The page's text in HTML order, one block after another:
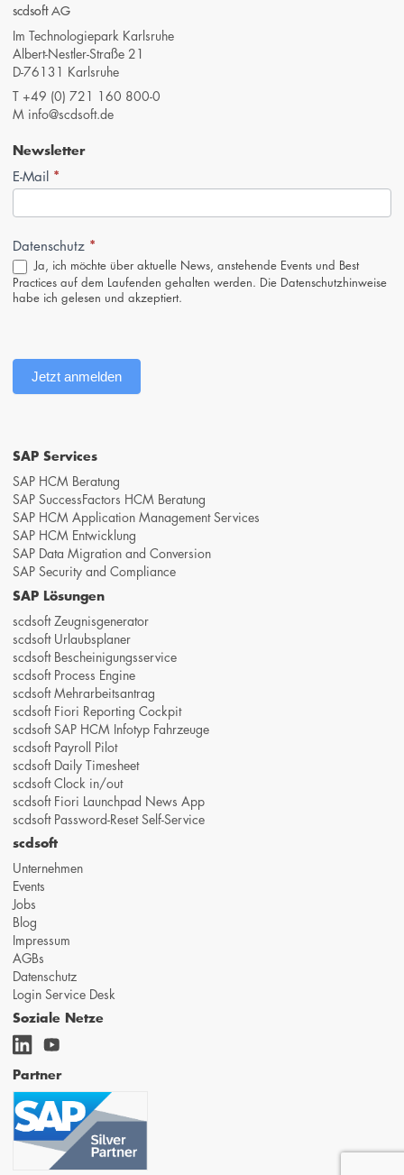
scdsoft AG
Im Technologiepark Karlsruhe
Albert-Nestler-Straße 21
D-76131 Karlsruhe
T +49 (0) 721 160 800-0
M info@scdsoft.de
Newsletter
Newsletter-
Anmeldung
(Footer,
E-Mail *
Datenschutz *
Ja, ich möchte über aktuelle News, anstehende Events und Best
Practices auf dem Laufenden gehalten werden. Die Datenschutzhinweise
habe ich gelesen und akzeptiert.
Jetzt anmelden
SAP Services
SAP HCM Beratung
SAP SuccessFactors HCM Beratung
SAP HCM Application Management Services
SAP HCM Entwicklung
SAP Data Migration and Conversion
SAP Security and Compliance
SAP Lösungen
scdsoft Zeugnisgenerator
scdsoft Urlaubsplaner
scdsoft Bescheinigungsservice
scdsoft Process Engine
scdsoft Mehrarbeitsantrag
scdsoft Fiori Reporting Cockpit
scdsoft SAP HCM Infotyp Fahrzeuge
scdsoft Payroll Pilot
scdsoft Daily Timesheet
scdsoft Clock in/out
scdsoft Fiori Launchpad News App
scdsoft Password-Reset Self-Service
scdsoft
Unternehmen
Events
Jobs
Blog
Impressum
AGBs
Datenschutz
Login Service Desk
Soziale Netze
Partner